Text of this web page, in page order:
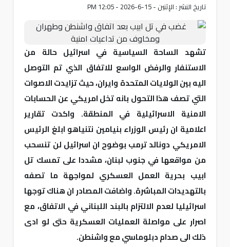
تاريخ النشر : الإثنين - 15-6-2026 - 12:05 PM
تشهد الساحة السياسية في اسرائيل حالة من
الاستنفار والرفض الواسع للاتفاق الذي تم التوصل
اليه بين الولايات المتحدة وايران، حيث تزايدت الاصوات
التي تصف هذا التحول بانه تخل امريكي عن الحسابات
الامنية الاسرائيلية في المنطقة. واكدت تقارير
اعلامية ان رئيس الوزراء بنيامين نتنياهو ابلغ الرئيس
الامريكي دونالد ترمب بوضوح ان اسرائيل لن تنسحب
من مواقعها في جنوب لبنان، مشددا على تمسك تل
ابيب بحرية العمل العسكري لمواجهة ما تصفه
بالتهديدات المباشرة. واضافت المصادر ان هناك توجها
اسرائيليا لعدم الالتزام بالبند اللبناني في الاتفاق، مع
اصرار على مواصلة العمليات العسكرية حتى لو ادى
ذلك الى صدام دبلوماسي مع واشنطن.